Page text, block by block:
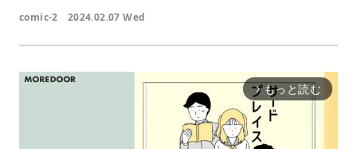
comic-2 2024.02.07 Wed
arrow_forward_ios もっと読む